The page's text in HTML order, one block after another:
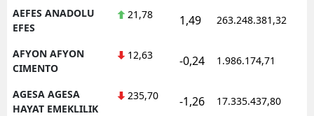
AEFES ANADOLU
EFES
21,78 1,49 263.248.381,32
AFYON AFYON
CIMENTO
12,63 -0,24 1.986.174,71
AGESA AGESA
HAYAT EMEKLILIK
235,70 -1,26 17.335.437,80